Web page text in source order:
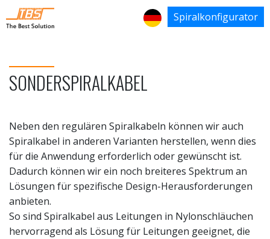
Spiralkonfigurator
SONDERSPIRALKABEL
Neben den regulären Spiralkabeln können wir auch
Spiralkabel in anderen Varianten herstellen, wenn dies
für die Anwendung erforderlich oder gewünscht ist.
Dadurch können wir ein noch breiteres Spektrum an
Lösungen für spezifische Design-Herausforderungen
anbieten.
So sind Spiralkabel aus Leitungen in Nylonschläuchen
hervorragend als Lösung für Leitungen geeignet, die